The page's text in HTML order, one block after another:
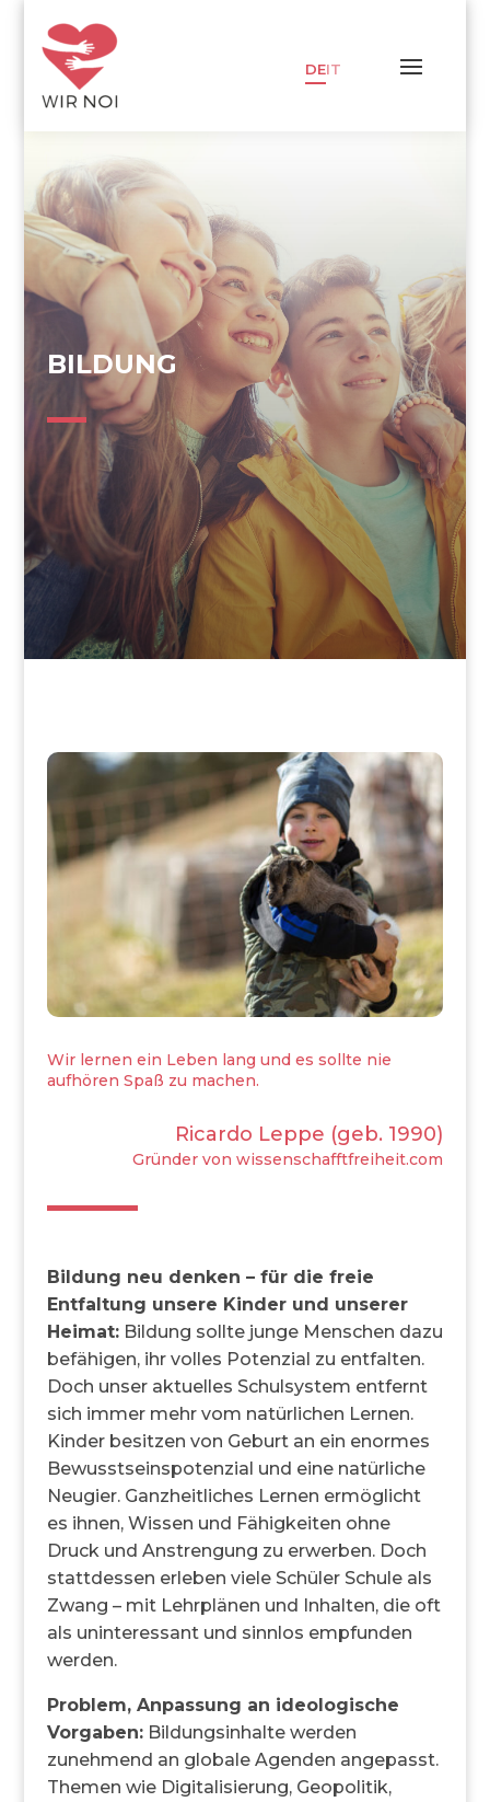
DEIT
BILDUNG
Wir lernen ein Leben lang und es sollte nie
aufhören Spaß zu machen.
Ricardo Leppe (geb. 1990)
Gründer vonwissenschafftfreiheit.com
Bildung neu denken – für die freie
Entfaltung unsere Kinder und unserer
Heimat:Bildung sollte junge Menschen dazu
befähigen, ihr volles Potenzial zu entfalten.
Doch unser aktuelles Schulsystem entfernt
sich immer mehr vom natürlichen Lernen.
Kinder besitzen von Geburt an ein enormes
Bewusstseinspotenzial und eine natürliche
Neugier. Ganzheitliches Lernen ermöglicht
es ihnen, Wissen und Fähigkeiten ohne
Druck und Anstrengung zu erwerben. Doch
stattdessen erleben viele Schüler Schule als
Zwang – mit Lehrplänen und Inhalten, die oft
als uninteressant und sinnlos empfunden
werden.
Problem, Anpassung an ideologische
Vorgaben:Bildungsinhalte werden
zunehmend an globale Agenden angepasst.
Themen wie Digitalisierung, Geopolitik,